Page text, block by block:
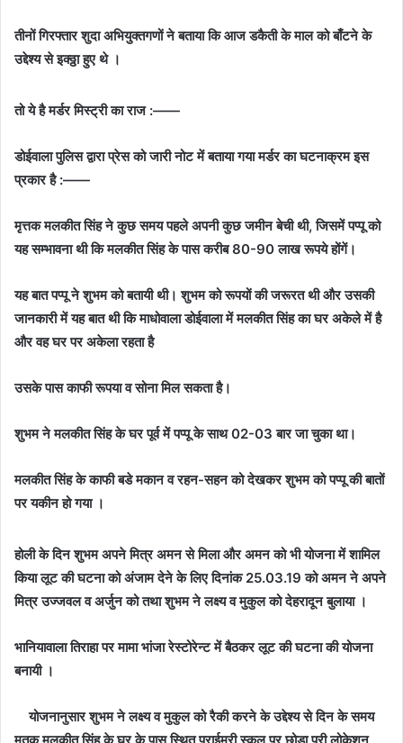
तीनों गिरफ्तार शुदा अभियुक्तगणों ने बताया कि आज डकैती के माल को बाँटने के
उद्देश्य से इक्ठ्ठा हुए थे ।
तो ये है मर्डर मिस्ट्री का राज :——
डोईवाला पुलिस द्वारा प्रेस को जारी नोट में बताया गया मर्डर का घटनाक्रम इस
प्रकार है :——
मृत्तक मलकीत सिंह ने कुछ समय पहले अपनी कुछ जमीन बेची थी, जिसमें पप्पू को
यह सम्भावना थी कि मलकीत सिंह के पास करीब 80-90 लाख रूपये होंगें।
यह बात पप्पू ने शुभम को बतायी थी। शुभम को रूपयों की जरूरत थी और उसकी
जानकारी में यह बात थी कि माधोवाला डोईवाला में मलकीत सिंह का घर अकेले में है
और वह घर पर अकेला रहता है
उसके पास काफी रूपया व सोना मिल सकता है।
शुभम ने मलकीत सिंह के घर पूर्व में पप्पू के साथ 02-03 बार जा चुका था।
मलकीत सिंह के काफी बडे मकान व रहन-सहन को देखकर शुभम को पप्पू की बातों
पर यकीन हो गया ।
होली के दिन शुभम अपने मित्र अमन से मिला और अमन को भी योजना में शामिल
किया लूट की घटना को अंजाम देने के लिए दिनांक 25.03.19 को अमन ने अपने
मित्र उज्जवल व अर्जुन को तथा शुभम ने लक्ष्य व मुकुल को देहरादून बुलाया ।
भानियावाला तिराहा पर मामा भांजा रेस्टोरेन्ट में बैठकर लूट की घटना की योजना
बनायी ।
योजनानुसार शुभम ने लक्ष्य व मुकुल को रैकी करने के उद्देश्य से दिन के समय